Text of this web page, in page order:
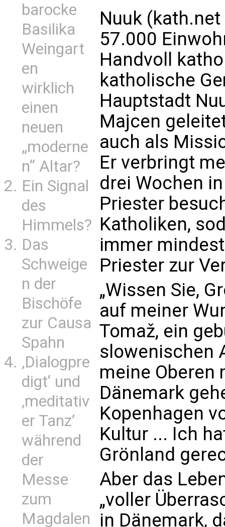
barocke
Basilika
Weingart
en
wirklich
einen
neuen
„moderne
n“ Altar?
Ein Signal
des
Himmels?
Das
Schweige
n der
Bischöfe
zur Causa
Spahn
‚Dialogpre
digt‘ und
‚meditativ
er Tanz’
während
der
Messe
zum
Magdalen
Nuuk
57.000
Handvoll
katholische
Hauptstadt
Majcen
auch als
Er verbringt
drei Wochen
Priester
Katholiken,
immer
Priester zur
„Wissen Sie,
auf meiner
Tomaž, ein
slowenischen
meine Oberen
Dänemark
Kopenhagen
Kultur ... Ich
Grönland
Aber das
„voller
in Dänemark,